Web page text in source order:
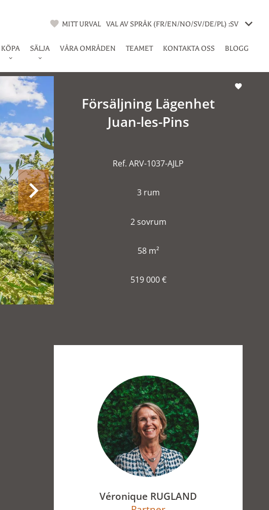
MITT URVAL VAL AV SPRÅK (FR/EN/NO/SV/DE/PL) :SV
KÖPA SÄLJA VÅRA OMRÅDEN TEAMET KONTAKTA OSS BLOGG
Försäljning Lägenhet
Juan-les-Pins
Ref. ARV-1037-AJLP
3 rum
2 sovrum
58 m²
519 000 €
Véronique RUGLAND